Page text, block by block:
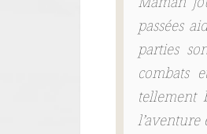
passées
parties
combats
tellement